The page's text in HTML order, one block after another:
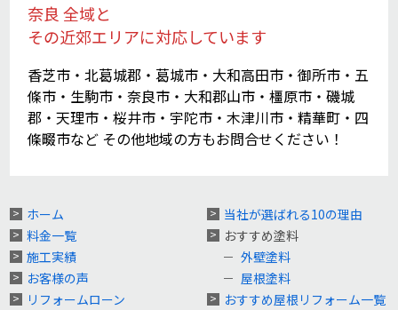
奈良 全域と
その近郊エリアに対応しています
香芝市・北葛城郡・葛城市・大和高田市・御所市・五
條市・生駒市・奈良市・大和郡山市・橿原市・磯城
郡・天理市・桜井市・宇陀市・木津川市・精華町・四
條畷市など その他地域の方もお問合せください！
ホーム
料金一覧
施工実績
お客様の声
リフォームローン
当社が選ばれる10の理由
おすすめ塗料
外壁塗料
屋根塗料
おすすめ屋根リフォーム一覧